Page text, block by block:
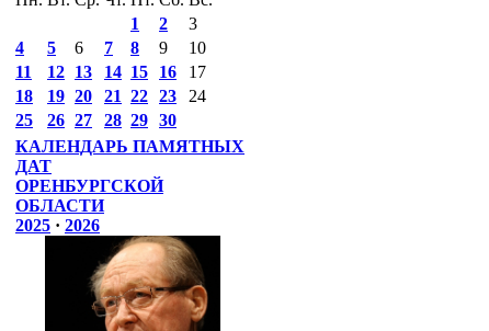
1
2
3
4
5 6 7 8 9
10
11
12 13 14 15 16
17
18
19 20 21 22 23
24
25
26 27 28 29 30
КАЛЕНДАРЬ ПАМЯТНЫХ
ДАТ
ОРЕНБУРГСКОЙ
ОБЛАСТИ
2025 · 2026